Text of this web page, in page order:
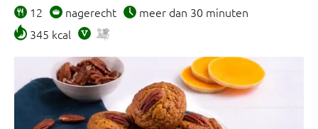
12 nagerecht
meer dan 30 minuten
345 kcal